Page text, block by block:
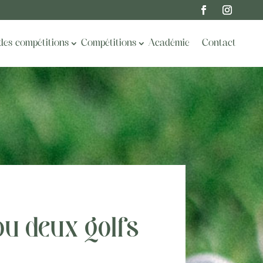
compétitions Compétitions Académie Contact
deux golfs